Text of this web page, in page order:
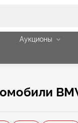
Аукционы